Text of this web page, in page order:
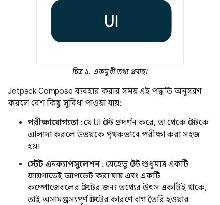
চিত্র ১. একমুখী তথ্য প্রবাহ।
Jetpack Compose ব্যবহার করার সময় এই পদ্ধতি অনুসরণ
করলে বেশ কিছু সুবিধা পাওয়া যায়:
পরীক্ষাযোগ্যতা: যে UI স্টেট প্রদর্শন করে, তা থেকে স্টেটকে
আলাদা করলে উভয়কে পৃথকভাবে পরীক্ষা করা সহজ
হয়।
স্টেট এনক্যাপসুলেশন : যেহেতু স্টেট শুধুমাত্র একটি
জায়গাতেই আপডেট করা যায় এবং একটি
কম্পোজেবলের স্টেটের জন্য তথ্যের উৎস একটিই থাকে,
তাই অসামঞ্জস্যপূর্ণ স্টেটের কারণে বাগ তৈরি হওয়ার